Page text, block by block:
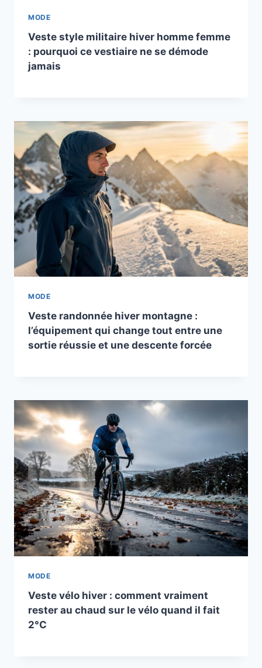
MODE
Veste style militaire hiver homme femme
: pourquoi ce vestiaire ne se démode
jamais
MODE
Veste randonnée hiver montagne :
l’équipement qui change tout entre une
sortie réussie et une descente forcée
MODE
Veste vélo hiver : comment vraiment
rester au chaud sur le vélo quand il fait
2°C